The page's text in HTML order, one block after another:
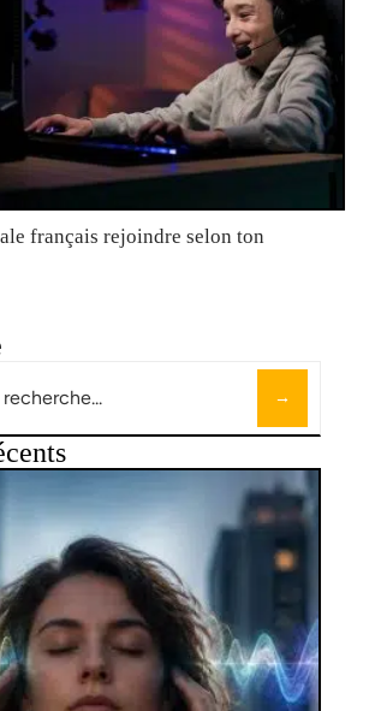
français rejoindre selon ton